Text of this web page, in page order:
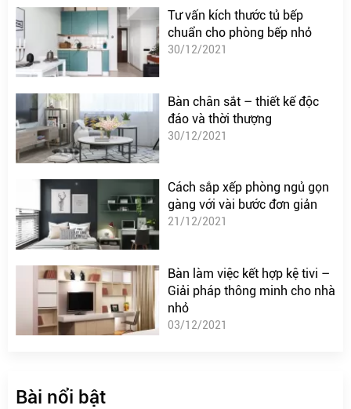
Tư vấn kích thước tủ bếp
chuẩn cho phòng bếp nhỏ
30/12/2021
Bàn chân sắt – thiết kế độc
đáo và thời thượng
30/12/2021
Cách sắp xếp phòng ngủ gọn
gàng với vài bước đơn giản
21/12/2021
Bàn làm việc kết hợp kệ tivi –
Giải pháp thông minh cho nhà
nhỏ
03/12/2021
Bài nổi bật